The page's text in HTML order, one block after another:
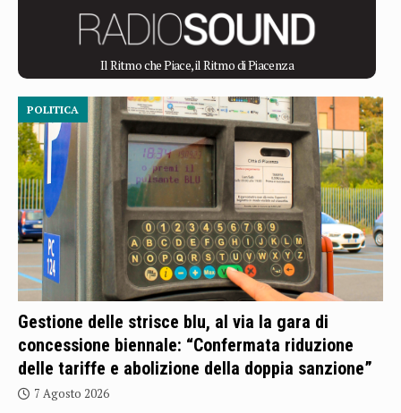
Il Ritmo che Piace, il Ritmo di Piacenza
Gestione delle strisce blu, al via la gara di
concessione biennale: “Confermata riduzione
delle tariffe e abolizione della doppia sanzione”
POLITICA
7 Agosto 2026